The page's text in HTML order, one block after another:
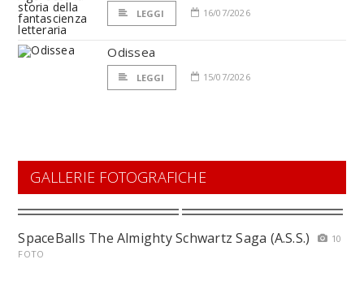
LEGGI 16/07/2026
Odissea
LEGGI 15/07/2026
GALLERIE FOTOGRAFICHE
SpaceBalls The Almighty Schwartz Saga (A.S.S.)
10
FOTO